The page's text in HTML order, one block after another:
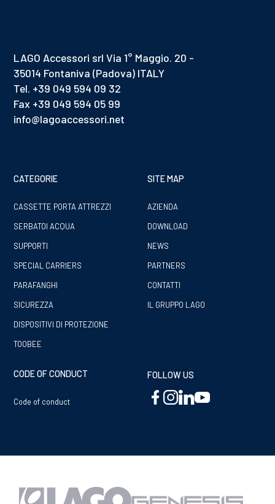
LAGO Accessori srl Via 1° Maggio. 20 -
35014 Fontaniva (Padova) ITALY
Tel. +39 049 594 09 32
Fax +39 049 594 05 99
info@lagoaccessori.net
CATEGORIE
CASSETTE PORTA ATTREZZI
SERBATOI ACQUA
SUPPORTI
SPECIAL CARRIERS
PARAFANGHI
SICUREZZA
DISPOSITIVI DI PROTEZIONE
TOOBEE
SITE MAP
AZIENDA
DOWNLOAD
NEWS
PARTNERS
CONTATTI
IL GRUPPO LAGO
CODE OF CONDUCT
Code of conduct
FOLLOW US